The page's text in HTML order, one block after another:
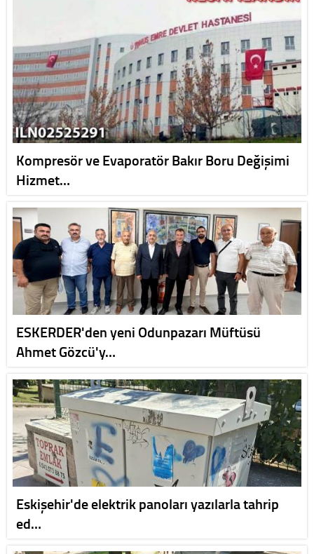
Kompresör ve Evaporatör Bakır Boru Değişimi
Hizmet…
ESKERDER'den yeni Odunpazarı Müftüsü
Ahmet Gözcü'y…
Eskişehir'de elektrik panoları yazılarla tahrip
ed…